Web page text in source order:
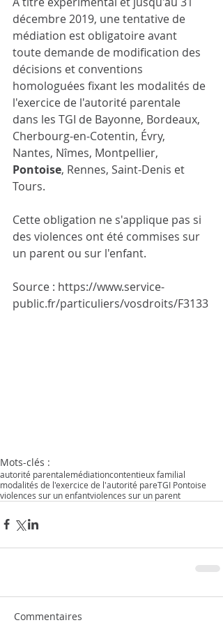
décembre 2019, une tentative de
médiation est obligatoire avant
toute demande de modification des
décisions et conventions
homologuées fixant les modalités de
l'exercice de l'autorité parentale
dans les TGI de Bayonne, Bordeaux,
Cherbourg-en-Cotentin, Évry,
Nantes, Nîmes, Montpellier,
Pontoise, Rennes, Saint-Denis et
Tours.
Cette obligation ne s'applique pas si
des violences ont été commises sur
un parent ou sur l'enfant.
Source : https://www.service-
public.fr/particuliers/vosdroits/F3133
Mots-clés :
autorité parentalemédiationcontentieux familial
modalités de l'exercice de l'autorité pareTGI Pontoise
violences sur un enfantviolences sur un parent
Commentaires